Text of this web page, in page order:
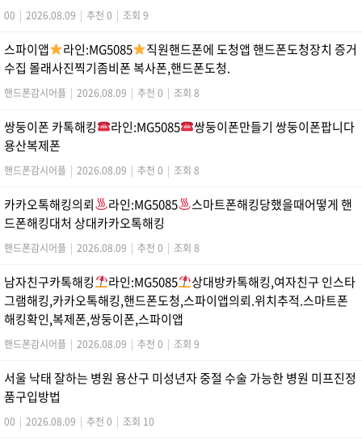
00 | 2026.08.09 | 추천 0 | 조회 9
스파이앱 라인:MG5085
직원핸드폰에 도청앱 핸드폰도청장치 증거
수집 몰래사진찍기좀비폰 복사폰,핸드폰도청.
핸드폰감시어플 | 2026.08.09 | 추천 0 | 조회 8
쌍둥이폰 카톡해킹 라인:MG5085
쌍둥이폰만들기 쌍둥이폰팝니다
용산복제폰
핸드폰감시어플 | 2026.08.09 | 추천 0 | 조회 8
카카오톡해킹의뢰 라인:MG5085
스마트폰해킹당했을때어떻게 핸
드폰해킹대처 상대카카오톡해킹
핸드폰감시어플 | 2026.08.09 | 추천 0 | 조회 8
남자친구카톡해킹 라인:MG5085
상대방카톡해킹,여자친구 인스타
그램해킹,카카오톡해킹,핸드폰도청,스파이앱의뢰.위치추적.스마트폰
해킹확인,복제폰,쌍둥이폰,스파이앱
핸드폰감시어플 | 2026.08.09 | 추천 0 | 조회 9
서울 낙태 잘하는 병원 용산구 미성년자 중절 수술 가능한 병원 미프진정
품구입방법
00 | 2026.08.09 | 추천 0 | 조회 10